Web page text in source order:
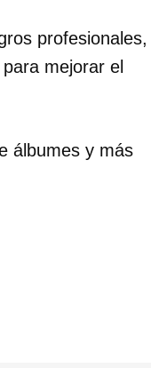
profesionales,
mejorar el
álbumes y más